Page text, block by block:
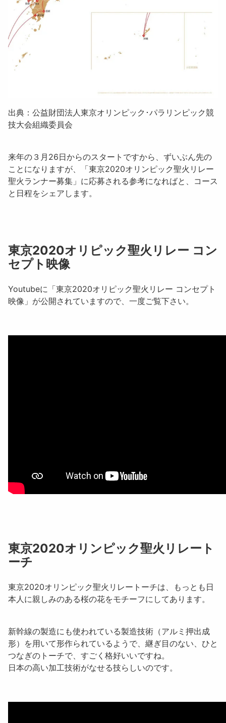
出典：公益財団法人東京オリンピック･パラリンピック競
技大会組織委員会
来年の３月26日からのスタートですから、ずいぶん先の
ことになりますが、「東京2020オリンピック聖火リレー
聖火ランナー募集」に応募される参考になればと、コース
と日程をシェアします。
東京2020オリピック聖火リレー コン
セプト映像
Youtubeに「東京2020オリピック聖火リレー コンセプト
映像」が公開されていますので、一度ご覧下さい。
東京2020オリンピック聖火リレート
ーチ
東京2020オリンピック聖火リレートーチは、もっとも日
本人に親しみのある桜の花をモチーフにしてあります。
新幹線の製造にも使われている製造技術（アルミ押出成
形）を用いて形作られているようで、継ぎ目のない、ひと
つなぎのトーチで、すごく格好いいですね。
日本の高い加工技術がなせる技らしいのです。